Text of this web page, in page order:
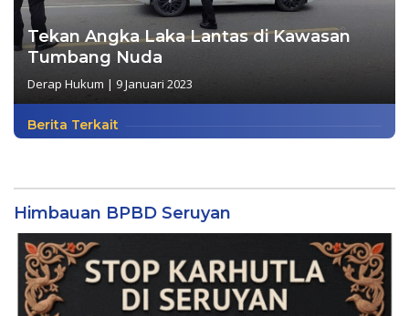
Tekan Angka Laka Lantas di Kawasan
Tumbang Nuda
Derap Hukum | 9 Januari 2023
Berita Terkait
Himbauan BPBD Seruyan